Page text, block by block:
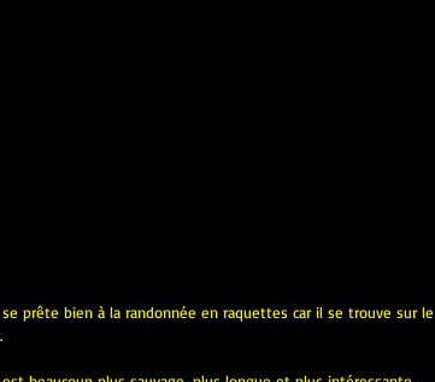
prête bien à la randonnée en raquettes car il se trouve sur le